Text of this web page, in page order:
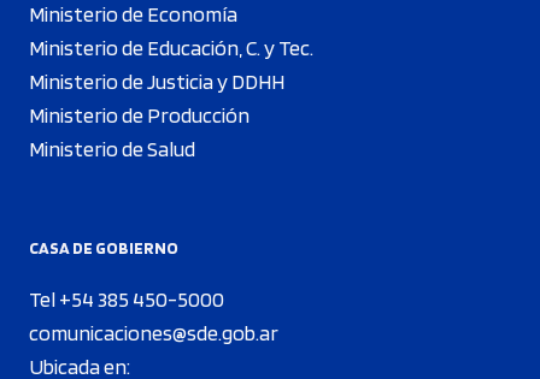
Ministerio de Economía
Ministerio de Educación, C. y Tec.
Ministerio de Justicia y DDHH
Ministerio de Producción
Ministerio de Salud
CASA DE GOBIERNO
Tel +54 385 450-5000
comunicaciones@sde.gob.ar
Ubicada en: